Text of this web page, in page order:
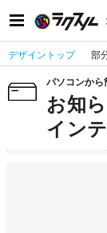
デザイントップ 部
パソコンから
お知
イン